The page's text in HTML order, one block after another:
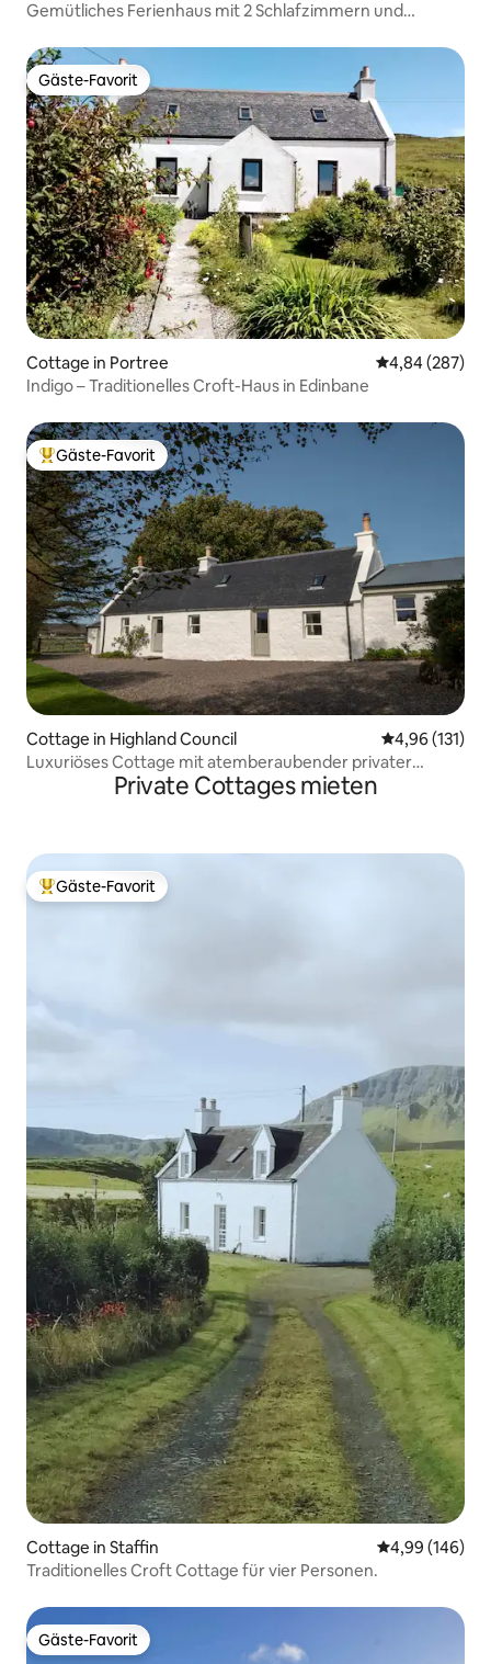
Gemütliches Ferienhaus mit 2 Schlafzimmern und
Gäste-Favorit
Gäste-Favorit
Cottage in Portree
4,84 (287)
Indigo – Traditionelles Croft-Haus in Edinbane
Beliebter Gäste-Favorit.
Gäste-Favorit
Cottage in Highland Council
4,96 (131)
Luxuriöses Cottage mit atemberaubender privater
Private Cottages mieten
Beliebter Gäste-Favorit.
Gäste-Favorit
Cottage in Staffin
4,99 (146)
Traditionelles Croft Cottage für vier Personen.
Gäste-Favorit
Gäste-Favorit